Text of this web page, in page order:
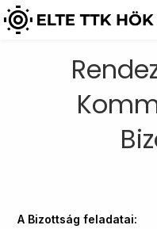
Skip
to
A Bizottság feladatai: